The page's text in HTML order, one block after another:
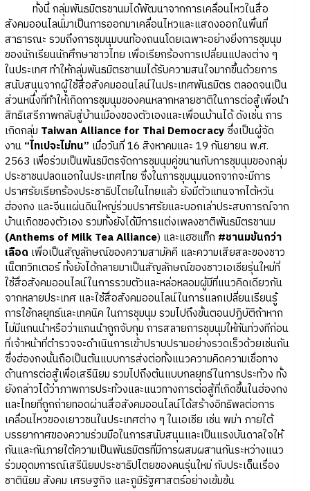
ทั้งนี้ กลุ่มพันธมิตรชานมได้พัฒนาจากการเคลื่อนไหวในสื่อ
สังคมออนไลน์มาเป็นการออกมาเคลื่อนไหวและแสดงออกในพื้นที่
สาธารณะ รวมถึงการชุมนุมบนท้องถนนโดยเฉพาะอย่างยิ่งการชุมนุม
ของนักเรียนนักศึกษาชาวไทย เพื่อเรียกร้องการเปลี่ยนแปลงต่าง ๆ
ในประเทศ ทำให้กลุ่มพันธมิตรชานมได้รับความสนใจมากขึ้นด้วยการ
สนับสนุนจากผู้ใช้สื่อสังคมออนไลน์ในประเทศพันธมิตร ตลอดจนเป็น
ส่วนหนึ่งที่ทำให้เกิดการชุมนุมของคนหลากหลายชาติในการต่อสู้เพื่อนำ
สิทธิเสรีภาพกลับสู่บ้านเมืองของตัวเองและเพื่อนบ้านได้ ดังเช่น การ
เกิดกลุ่ม Taiwan Alliance for Thai Democracyซึ่งเป็นผู้จัด
งาน “ไทเปจะไม่ทน” เมื่อวันที่ 16 สิงหาคมและ 19 กันยายน พ.ศ.
2563 เพื่อร่วมเป็นพันธมิตรจัดการชุมนุมคู่ขนานกับการชุมนุมของกลุ่ม
ประชาชนปลดแอกในประเทศไทย ซึ่งในการชุมนุมนอกจากจะมีการ
ปราศรัยเรียกร้องประชาธิปไตยในไทยแล้ว ยังมีตัวแทนจากไต้หวัน
ฮ่องกง และจีนแผ่นดินใหญ่ร่วมปราศรัยและบอกเล่าประสบการณ์จาก
บ้านเกิดของตัวเอง รวมทั้งยังได้มีการแต่งเพลงชาติพันธมิตรชานม
(Anthems of Milk Tea Alliance) และแฮชแท็ก #ชานมข้นกว่า
เลือด เพื่อเป็นสัญลักษณ์ของความสามัคคี และความเสียสละของชาว
เน็ตทวิทเตอร์ ทั้งยังได้กลายมาเป็นสัญลักษณ์ของชาวเอเชียรุ่นใหม่ที่
ใช้สื่อสังคมออนไลน์ในการรวมตัวและหล่อหลอมผู้มีที่แนวคิดเดียวกัน
จากหลายประเทศ และใช้สื่อสังคมออนไลน์ในการแลกเปลี่ยนเรียนรู้
การใช้กลยุทธ์และเทคนิค ในการชุมนุม รวมไปถึงขั้นตอนปฏิบัติถ้าหาก
ไม่มีแกนนำหรือว่าแกนนำถูกจับกุม การสลายการชุมนุมให้ทันท่วงทีก่อน
ที่เจ้าหน้าที่ตำรวจจะดำเนินการเข้าปราบปรามอย่างรวดเร็วด้วยเช่นกัน
ซึ่งฮ่องกงนั้นถือเป็นต้นแบบการส่งต่อทั้งแนวความคิดความเชื่อทาง
ด้านการต่อสู้เพื่อเสรีนิยม รวมไปถึงต้นแบบกลยุทธ์ในการประท้วง ทั้ง
ยังกล่าวได้ว่าภาพการประท้วงและแนวทางการต่อสู้ที่เกิดขึ้นในฮ่องกง
และไทยที่ถูกถ่ายทอดผ่านสื่อสังคมออนไลน์ได้สร้างอิทธิพลต่อการ
เคลื่อนไหวของเยาวชนในประเทศต่าง ๆ ในเอเชีย เช่น พม่า ภายใต้
บรรยากาศของความร่วมมือในการสนับสนุนและเป็นแรงบันดาลใจให้
กันและกันภายใต้ความเป็นพันธมิตรที่มีการผสมผสานกันระหว่างแนว
ร่วมอุดมการณ์เสรีนิยมประชาธิปไตยของคนรุ่นใหม่ กับประเด็นเรื่อง
ชาตินิยม สังคม เศรษฐกิจ และภูมิรัฐศาสตร์อย่างเข้มข้น